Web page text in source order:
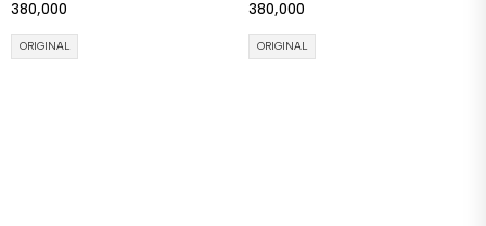
380,000
ORIGINAL
380,000
ORIGINAL